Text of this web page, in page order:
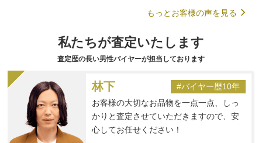
もっとお客様の声を見る
私たちが査定いたします
査定歴の長い男性バイヤーが担当しております
林下
#バイヤー歴10年
お客様の大切なお品物を一点一点、しっ
かりと査定させていただきますので、安
心してお任せください！